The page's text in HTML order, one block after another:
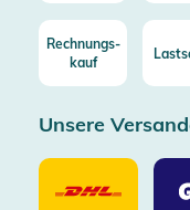
Rechnungs-
kauf
Unsere
Unsere
Versandarten